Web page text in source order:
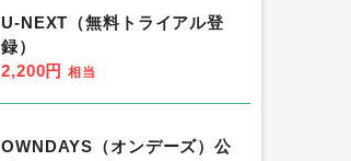
U-NEXT（無料トライアル登
録）
2,200円 相当
OWNDAYS（オンデーズ）公